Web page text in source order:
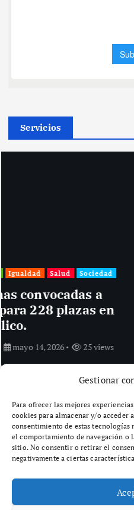
Gestionar
Para ofrecer las mejores
cookies para almacenar y/o
consentimiento de estas
el comportamiento de navegación o
sitio. No consentir o retirar el
negativamente a ciertas
Servicios
Inés Rey
ciudades para
culturales con
feminista y
creadoras.
PorPablo Arranz mayo
Aviso legal
Política de privacidad